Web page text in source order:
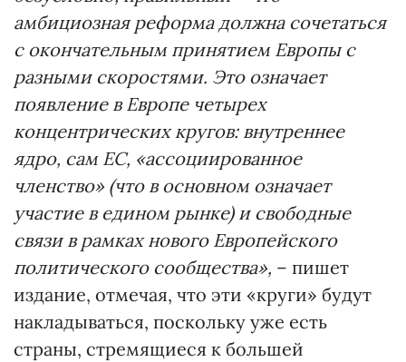
амбициозная реформа должна сочетаться
с окончательным принятием Европы с
разными скоростями. Это означает
появление в Европе четырех
концентрических кругов: внутреннее
ядро, сам ЕС, «ассоциированное
членство» (что в основном означает
участие в едином рынке) и свободные
связи в рамках нового Европейского
политического сообщества», – пишет
издание, отмечая, что эти «круги» будут
накладываться, поскольку уже есть
страны, стремящиеся к большей